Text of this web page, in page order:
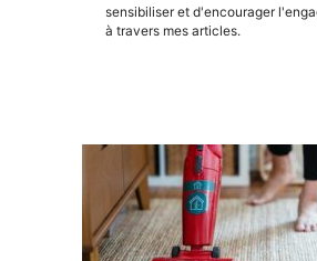
sensibiliser et d'encourager
à travers mes articles.